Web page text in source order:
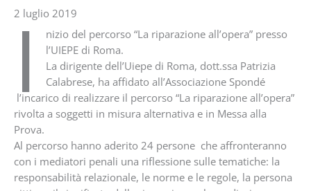
2 luglio 2019
I
nizio del percorso “La riparazione all’opera” presso
l’UIEPE di Roma.
La dirigente dell’Uiepe di Roma, dott.ssa Patrizia
Calabrese, ha affidato all’Associazione Spondé
l’incarico di realizzare il percorso “La riparazione all’opera”
rivolta a soggetti in misura alternativa e in Messa alla
Prova.
Al percorso hanno aderito 24 persone che affronteranno
con i mediatori penali una riflessione sulle tematiche: la
responsabilità relazionale, le norme e le regole, la persona